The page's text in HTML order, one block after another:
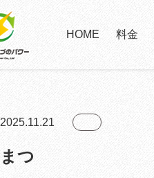
HOME 料金
2025.11.21
まつ